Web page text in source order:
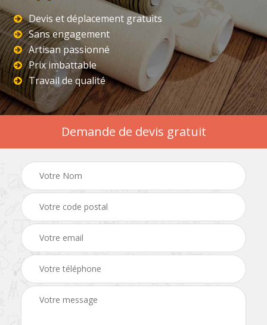
Devis et déplacement gratuits
Sans engagement
Artisan passionné
Prix imbattable
Travail de qualité
Demande de devis gratuit